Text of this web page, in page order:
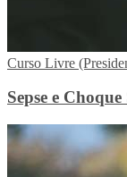
Curso Livre
Sepse e